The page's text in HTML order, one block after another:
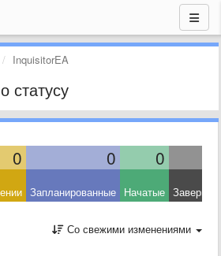
InquisitorEA
статусу
0 0 0
Запланированные Начатые
Со свежими изменениями